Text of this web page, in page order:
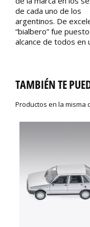
de cada uno de los
argentinos. De
“bialbero” fue
alcance de todos en
TAMBIÉN TE
Productos en la misma